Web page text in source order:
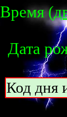
Время (
Дата
Код дня